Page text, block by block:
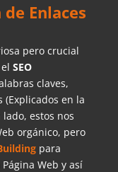
Enlaces
pero crucial
SEO
claves,
en la
lado, estos nos
orgánico, pero
para
Web y así